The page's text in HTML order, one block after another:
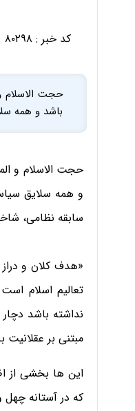
کد خبر : ۸۰۲۹۸
حجت الاسلام
باشد و همه
حجت الاسلام و
و همه سلایق
سابقه نظامی،
«هدف کلان و
تعالیم اسلام
نداشته باشد
مبتنی بر
این ها بخشی از
که در آستانه